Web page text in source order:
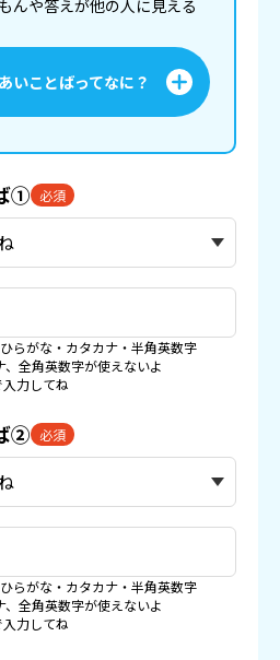
んや答えが他の人に見える
いことばってなに？
① 必須
らがな・カタカナ・半角英数字
全角英数字が使えないよ
力してね
② 必須
らがな・カタカナ・半角英数字
全角英数字が使えないよ
力してね